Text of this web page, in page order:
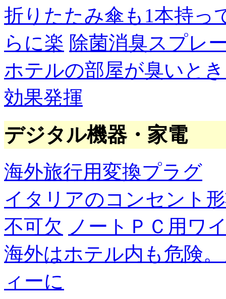
折りたたみ傘も1本持っ
らに楽 除菌消臭スプレ
ホテルの部屋が臭いと
効果発揮
デジタル機器・家電
海外旅行用変換プラグ
イタリアのコンセント
不可欠 ノートＰＣ用ワ
海外はホテル内も危険
ィーに